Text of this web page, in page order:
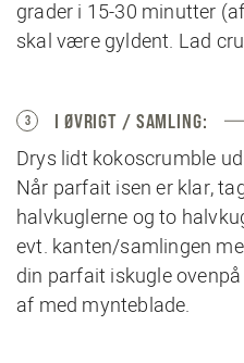
grader i 15-30 minutter
skal være gyldent. Lad
3 I ØVRIGT / SAMLING:
Drys lidt kokoscrumble
Når parfait isen er klar,
halvkuglerne og to
evt. kanten/samlingen
din parfait iskugle
af med mynteblade.